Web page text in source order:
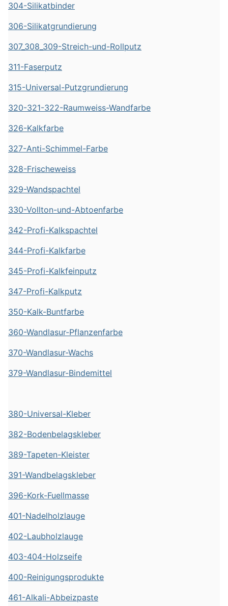
304-Silikatbinder
306-Silikatgrundierung
307_308_309-Streich-und-Rollputz
311-Faserputz
315-Universal-Putzgrundierung
320-321-322-Raumweiss-Wandfarbe
326-Kalkfarbe
327-Anti-Schimmel-Farbe
328-Frischeweiss
329-Wandspachtel
330-Vollton-und-Abtoenfarbe
342-Profi-Kalkspachtel
344-Profi-Kalkfarbe
345-Profi-Kalkfeinputz
347-Profi-Kalkputz
350-Kalk-Buntfarbe
360-Wandlasur-Pflanzenfarbe
370-Wandlasur-Wachs
379-Wandlasur-Bindemittel
380-Universal-Kleber
382-Bodenbelagskleber
389-Tapeten-Kleister
391-Wandbelagskleber
396-Kork-Fuellmasse
401-Nadelholzlauge
402-Laubholzlauge
403-404-Holzseife
400-Reinigungsprodukte
461-Alkali-Abbeizpaste